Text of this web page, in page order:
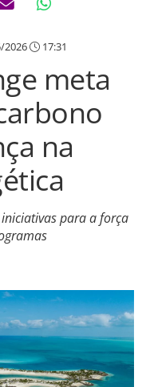
2026 17:31
meta
na
para a força